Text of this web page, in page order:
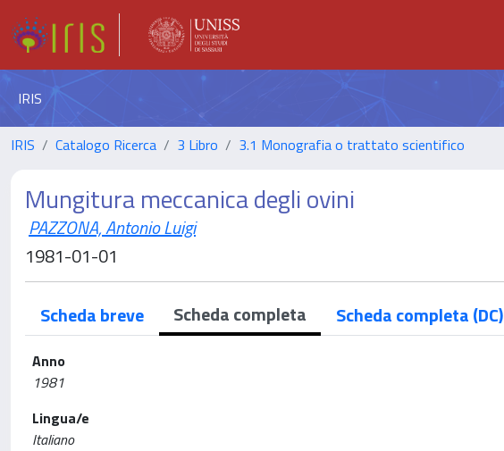
IRIS
IRIS Catalogo Ricerca 3 Libro 3.1 Monografia o trattato scientifico
Mungitura meccanica degli ovini
PAZZONA, Antonio Luigi
1981-01-01
Scheda breve Scheda completa Scheda completa (DC)
Anno
1981
Lingua/e
Italiano